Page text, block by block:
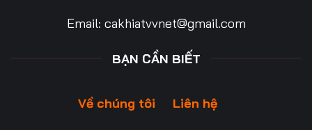
Email: cakhiatvvnet@gmail.com
BẠN CẦN BIẾT
Về chúng tôi Liên hệ